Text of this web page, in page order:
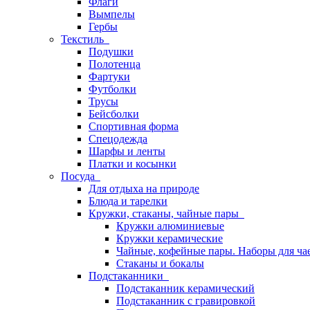
Вымпелы
Гербы
Текстиль
Подушки
Полотенца
Фартуки
Футболки
Трусы
Бейсболки
Спортивная форма
Спецодежда
Шарфы и ленты
Платки и косынки
Посуда
Для отдыха на природе
Блюда и тарелки
Кружки, стаканы, чайные пары
Кружки алюминиевые
Кружки керамические
Чайные, кофейные пары. Наборы для
Стаканы и бокалы
Подстаканники
Подстаканник керамический
Подстаканник c гравировкой